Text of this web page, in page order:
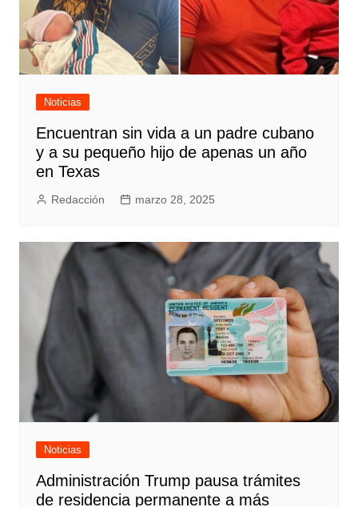
Noticias
Encuentran sin vida a un padre cubano
y a su pequeño hijo de apenas un año
en Texas
Redacción marzo 28, 2025
Noticias
Administración Trump pausa trámites
de residencia permanente a más